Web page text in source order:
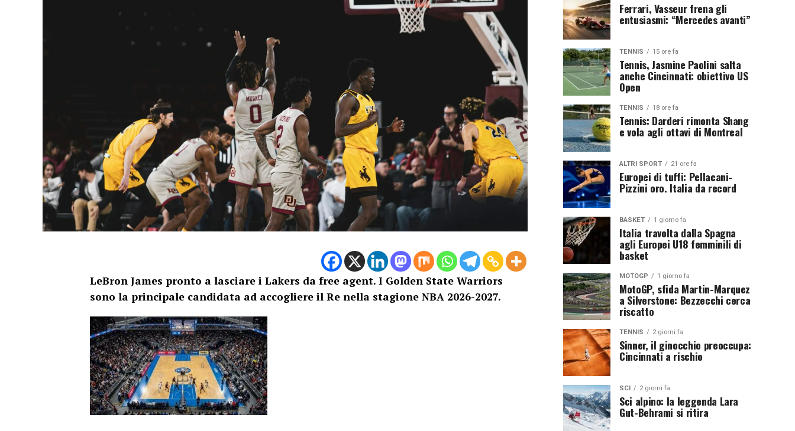
LeBron James pronto a lasciare i Lakers da free agent. I Golden State Warriors
sono la principale candidata ad accogliere il Re nella stagione NBA 2026-2027.
Ferrari, Vasseur frena gli
entusiasmi: “Mercedes avanti”
TENNIS 15 ore fa
Tennis, Jasmine Paolini salta
anche Cincinnati: obiettivo US
Open
TENNIS 18 ore fa
Tennis: Darderi rimonta Shang
e vola agli ottavi di Montreal
ALTRI SPORT 21 ore fa
Europei di tuffi: Pellacani-
Pizzini oro. Italia da record
BASKET 1 giorno fa
Italia travolta dalla Spagna
agli Europei U18 femminili di
basket
MOTOGP 1 giorno fa
MotoGP, sfida Martin-Marquez
a Silverstone: Bezzecchi cerca
riscatto
TENNIS 2 giorni fa
Sinner, il ginocchio preoccupa:
Cincinnati a rischio
SCI 2 giorni fa
Sci alpino: la leggenda Lara
Gut-Behrami si ritira